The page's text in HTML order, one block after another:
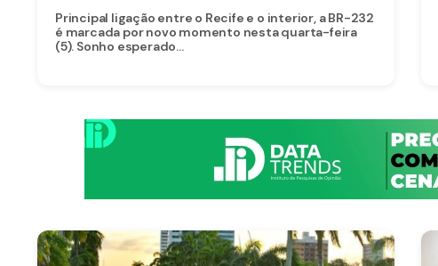
Principal ligação entre o Recife e o interior, a BR-232
é marcada por novo momento nesta quarta-feira
(5). Sonho esperado...